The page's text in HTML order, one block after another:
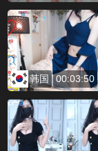
韩国 00:03:50